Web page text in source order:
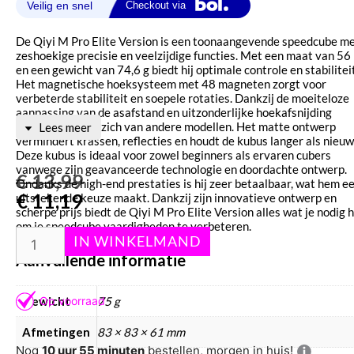
De Qiyi M Pro Elite Version is een toonaangevende speedcube
zeshoekige precisie en veelzijdige functies. Met een maat van 56
en een gewicht van 74,6 g biedt hij optimale controle en
Het magnetische hoeksysteem met 48 magneten zorgt voor
verbeterde stabiliteit en soepele rotaties. Dankzij de moeiteloze
aanpassing van de asafstand en uitzonderlijke hoekafsnijding
onderscheidt hij zich van andere modellen. Het matte ontwerp
vermindert krassen, reflecties en houdt de kubus langer als
Deze kubus is ideaal voor zowel beginners als ervaren cubers
vanwege zijn geavanceerde technologie en doordachte ontwerp.
Ondanks de high-end prestaties is hij zeer betaalbaar, wat hem
uitstekende keuze maakt. Dankzij zijn innovatieve ontwerp en
scherpe prijs biedt de Qiyi M Pro Elite Version alles wat je nodig
om je speedcube vaardigheden te verbeteren.
Aanvullende informatie
Gewicht 75 g
Afmetingen 83 × 83 × 61 mm
Lees meer
€13,99
€11,19
Nog10 uur 55 minutenbestellen, morgen in huis!